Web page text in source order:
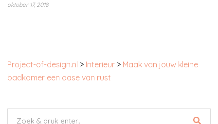
oktober 17, 2018
Project-of-design.nl > Interieur > Maak van jouw kleine
badkamer een oase van rust